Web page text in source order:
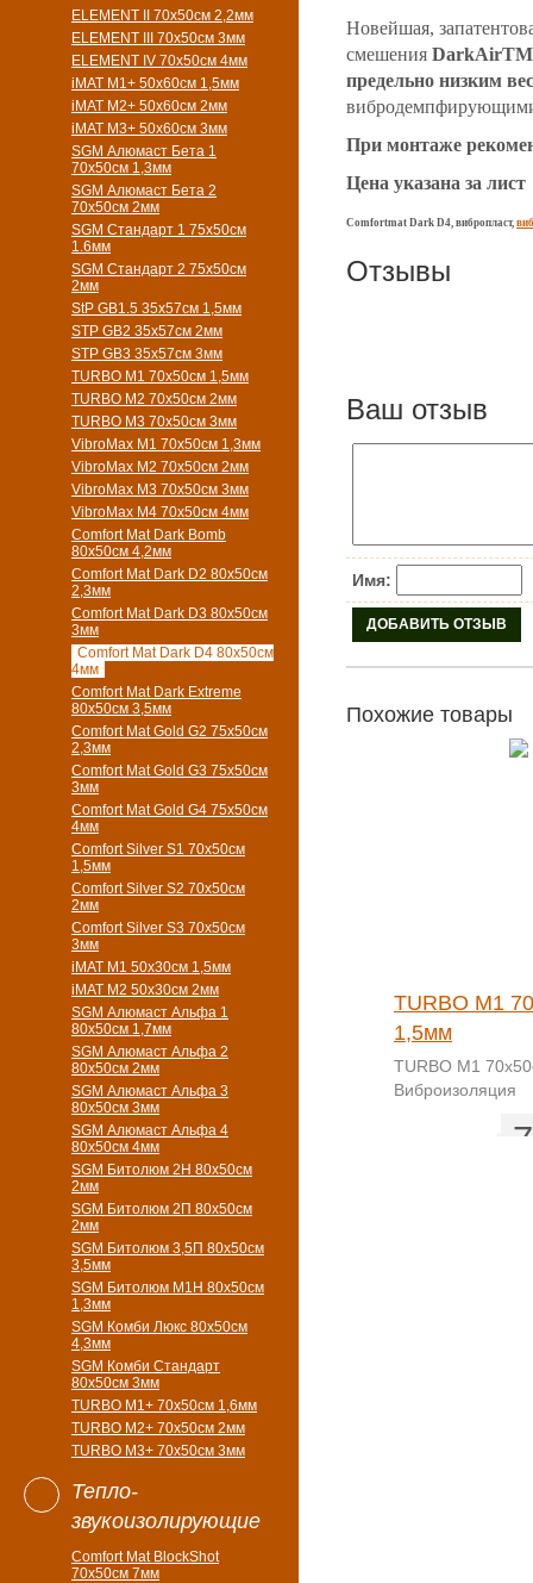
ELEMENT II 70х50см 2,2мм
ELEMENT III 70х50см 3мм
ELEMENT IV 70х50см 4мм
iMAT M1+ 50х60см 1,5мм
iMAT M2+ 50х60см 2мм
iMAT M3+ 50х60см 3мм
SGM Алюмаст Бета 1
70х50см 1,3мм
SGM Алюмаст Бета 2
70х50см 2мм
SGM Стандарт 1 75х50см
1.6мм
SGM Стандарт 2 75х50см
2мм
StP GB1.5 35х57см 1,5мм
STP GB2 35х57см 2мм
STP GB3 35х57см 3мм
TURBO M1 70х50см 1,5мм
TURBO M2 70х50см 2мм
TURBO M3 70х50см 3мм
VibroMax M1 70х50см 1,3мм
VibroMax M2 70х50см 2мм
VibroMax M3 70х50см 3мм
VibroMax M4 70х50см 4мм
Comfort Mat Dark Bomb
80x50см 4,2мм
Comfort Mat Dark D2 80х50см
2,3мм
Comfort Mat Dark D3 80х50см
3мм
Comfort Mat Dark D4 80х50см
4мм
Comfort Mat Dark Extreme
80x50см 3,5мм
Comfort Mat Gold G2 75х50см
2,3мм
Comfort Mat Gold G3 75х50см
3мм
Comfort Mat Gold G4 75х50см
4мм
Comfort Silver S1 70х50см
1,5мм
Comfort Silver S2 70х50см
2мм
Comfort Silver S3 70х50см
3мм
iMAT M1 50х30см 1,5мм
iMAT M2 50х30см 2мм
SGM Алюмаст Альфа 1
80x50см 1,7мм
SGM Алюмаст Альфа 2
80x50см 2мм
SGM Алюмаст Альфа 3
80x50см 3мм
SGM Алюмаст Альфа 4
80x50см 4мм
SGM Битолюм 2H 80x50см
2мм
SGM Битолюм 2П 80x50см
2мм
SGM Битолюм 3,5П 80x50см
3,5мм
SGM Битолюм M1H 80x50см
1,3мм
SGM Комби Люкс 80x50см
4,3мм
SGM Комби Стандарт
80x50см 3мм
TURBO M1+ 70х50см 1,6мм
TURBO M2+ 70х50см 2мм
TURBO M3+ 70х50см 3мм
Тепло-
звукоизолирующие
Comfort Mat BlockShot
70х50см 7мм
Новейшая,
смешения DarkAirТМ
предельно низким
При монтаже
Цена указана за лист
Comfortmat Dark D4, вибропласт,
Отзывы
Ваш отзыв
Имя:
Похожие товары
TURBO M1
1,5мм
TURBO M1
Виброизоляция